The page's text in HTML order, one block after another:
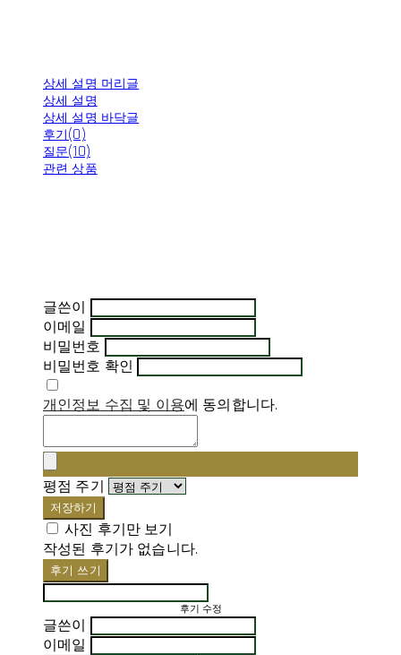
상세 설명 머리글
상세 설명
상세 설명 바닥글
후기(0)
질문(10)
관련 상품
글쓴이
이메일
비밀번호
비밀번호 확인
개인정보 수집 및 이용에 동의합니다.
평점 주기
저장하기
사진 후기만 보기
작성된 후기가 없습니다.
후기 쓰기
후기 수정
글쓴이
이메일